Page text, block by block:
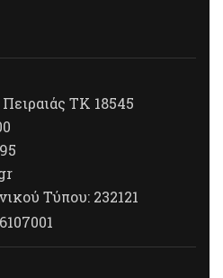
ΤΚ 18545
Τύπου: 232121